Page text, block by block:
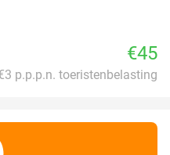
€45
p.p.p.n. toeristenbelasting